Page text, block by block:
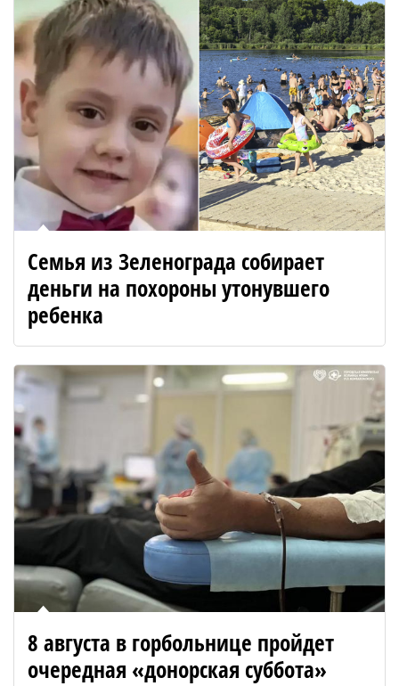
Семья из Зеленограда собирает
деньги на похороны утонувшего
ребенка
8 августа в горбольнице пройдет
очередная «донорская суббота»